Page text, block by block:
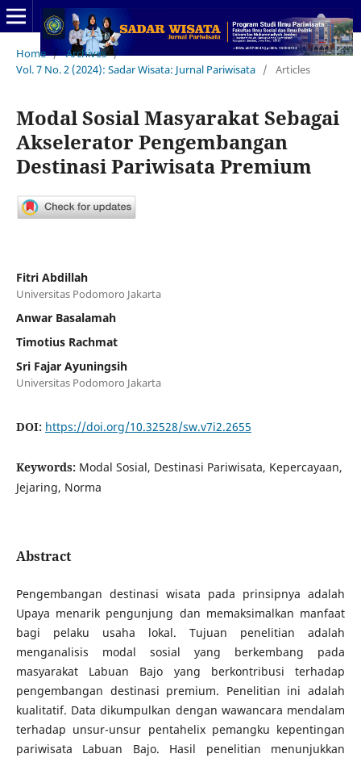
Home / Archives /
Vol. 7 No. 2 (2024): Sadar Wisata: Jurnal Pariwisata / Articles
Modal Sosial Masyarakat Sebagai
Akselerator Pengembangan
Destinasi Pariwisata Premium
Fitri Abdillah
Universitas Podomoro Jakarta
Anwar Basalamah
Timotius Rachmat
Sri Fajar Ayuningsih
Universitas Podomoro Jakarta
DOI: https://doi.org/10.32528/sw.v7i2.2655
Keywords: Modal Sosial, Destinasi Pariwisata, Kepercayaan,
Jejaring, Norma
Abstract
Pengembangan destinasi wisata pada prinsipnya adalah
Upaya menarik pengunjung dan memaksimalkan manfaat
bagi pelaku usaha lokal. Tujuan penelitian adalah
menganalisis modal sosial yang berkembang pada
masyarakat Labuan Bajo yang berkontribusi terhadap
pengembangan destinasi premium. Penelitian ini adalah
kualitatif. Data dikumpulkan dengan wawancara mendalam
terhadap unsur-unsur pentahelix pemangku kepentingan
pariwisata Labuan Bajo. Hasil penelitian menunjukkan